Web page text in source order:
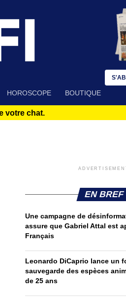
HOROSCOPE BOUTIQUE
votre chat.
EN BREF
Une campagne de
assure que Gabriel Attal est
Français
Leonardo DiCaprio lance un
sauvegarde des espèces
de 25 ans